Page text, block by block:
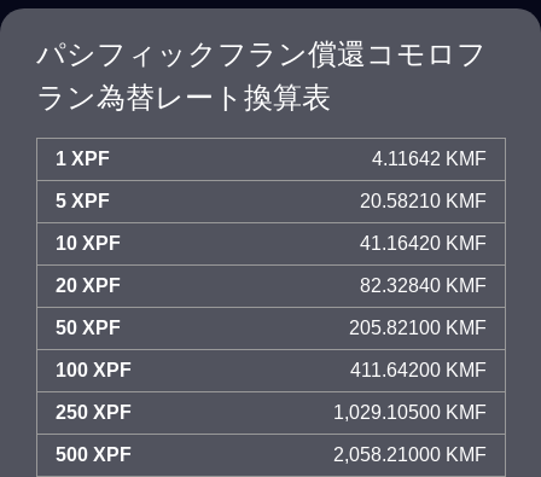
パシフィックフラン償還コモロフ
ラン為替レート換算表
1 XPF 4.11642 KMF
5 XPF 20.58210 KMF
10 XPF 41.16420 KMF
20 XPF 82.32840 KMF
50 XPF 205.82100 KMF
100 XPF 411.64200 KMF
250 XPF 1,029.10500 KMF
500 XPF 2,058.21000 KMF